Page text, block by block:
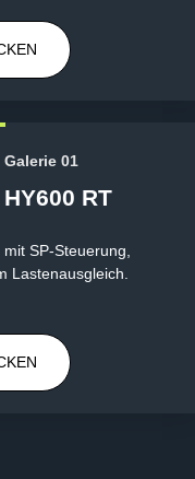
RT
SP-Steuerung,
Lastenausgleich.